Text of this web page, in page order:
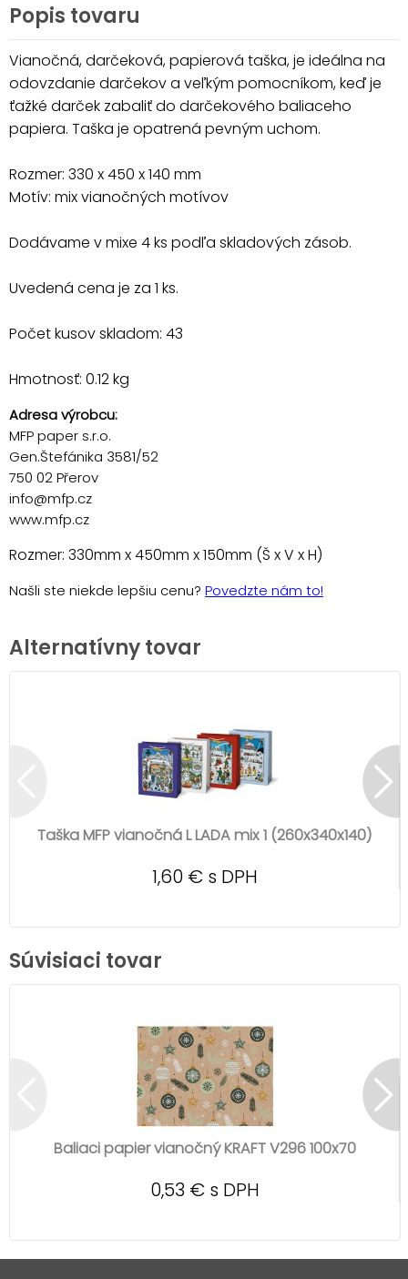
Popis tovaru
Vianočná, darčeková, papierová taška, je ideálna na
odovzdanie darčekov a veľkým pomocníkom, keď je
ťažké darček zabaliť do darčekového baliaceho
papiera. Taška je opatrená pevným uchom.
Rozmer: 330 x 450 x 140 mm
Motív: mix vianočných motívov
Dodávame v mixe 4 ks podľa skladových zásob.
Uvedená cena je za 1 ks.
Počet kusov skladom: 43
Hmotnosť: 0.12 kg
Adresa výrobcu:
MFP paper s.r.o.
Gen.Štefánika 3581/52
750 02 Přerov
info@mfp.cz
www.mfp.cz
Rozmer: 330mm x 450mm x 150mm (Š x V x H)
Našli ste niekde lepšiu cenu? Povedzte nám to!
Alternatívny tovar
Taška MFP vianočná L LADA mix 1 (260x340x140)
1,60 € s DPH
Súvisiaci tovar
Baliaci papier vianočný KRAFT V296 100x70
0,53 € s DPH